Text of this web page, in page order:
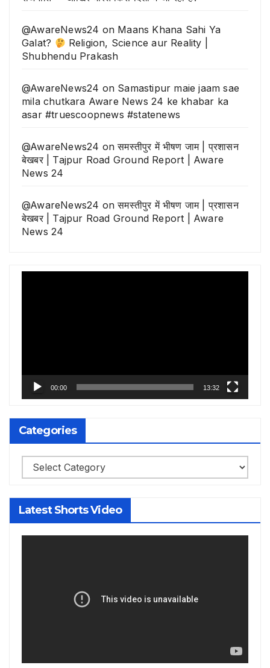
@AwareNews24 on Maans Khana Sahi Ya
Galat?
Religion, Science aur Reality |
Shubhendu Prakash
@AwareNews24 on Samastipur maie jaam sae
mila chutkara Aware News 24 ke khabar ka
asar #truescoopnews #statenews
@AwareNews24 onसमस्तीपुर में भीषण जाम | प्रशासन
बेखबर | Tajpur Road Ground Report | Aware
News 24
@AwareNews24 onसमस्तीपुर में भीषण जाम | प्रशासन
बेखबर | Tajpur Road Ground Report | Aware
News 24
00:00 13:32
Categories
Categories
Latest Shorts Video